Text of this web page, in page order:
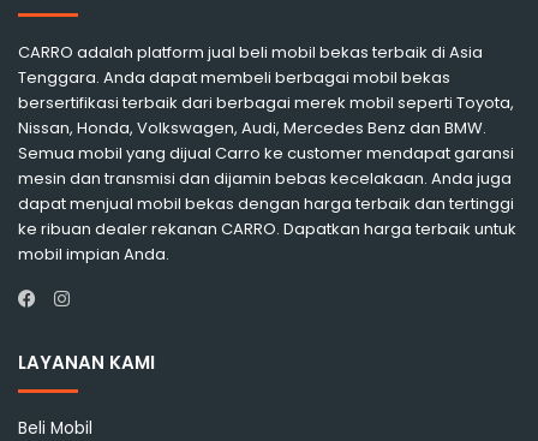
CARRO adalah platform jual beli mobil bekas terbaik di Asia
Tenggara. Anda dapat membeli berbagai mobil bekas
bersertifikasi terbaik dari berbagai merek mobil seperti Toyota,
Nissan, Honda, Volkswagen, Audi, Mercedes Benz dan BMW.
Semua mobil yang dijual Carro ke customer mendapat garansi
mesin dan transmisi dan dijamin bebas kecelakaan. Anda juga
dapat menjual mobil bekas dengan harga terbaik dan tertinggi
ke ribuan dealer rekanan CARRO. Dapatkan harga terbaik untuk
mobil impian Anda.
Instagram
LAYANAN KAMI
Beli Mobil